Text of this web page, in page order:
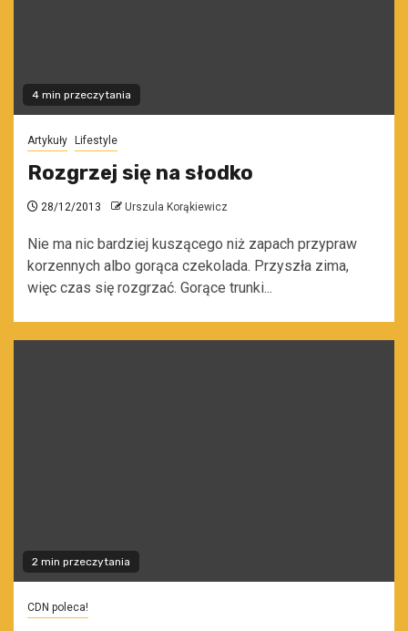
4 min przeczytania
Artykuły Lifestyle
Rozgrzej się na słodko
28/12/2013 Urszula Korąkiewicz
Nie ma nic bardziej kuszącego niż zapach przypraw
korzennych albo gorąca czekolada. Przyszła zima,
więc czas się rozgrzać. Gorące trunki...
2 min przeczytania
CDN poleca!